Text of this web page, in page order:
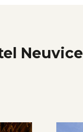
Neuvice